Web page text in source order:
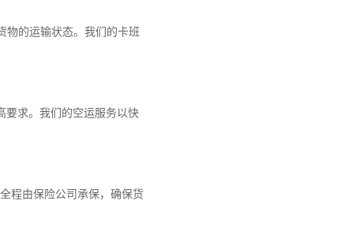
物的运输状态。我们的卡班
要求。我们的空运服务以快
程由保险公司承保，确保货